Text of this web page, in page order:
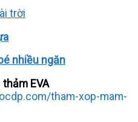
trời
nhiều ngăn
EVA
tham-xop-mam-